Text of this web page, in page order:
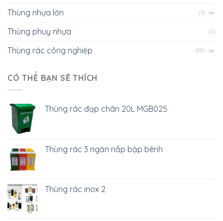
Thùng nhựa lớn (3)
Thùng phuy nhựa (6)
Thùng rác công nghiệp (88)
CÓ THỂ BẠN SẼ THÍCH
Thùng rác đạp chân 20L MGB025
Thùng rác 3 ngăn nắp bập bênh
Thùng rác inox 2